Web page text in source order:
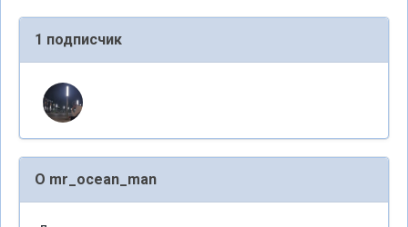
1 подписчик
О mr_ocean_man